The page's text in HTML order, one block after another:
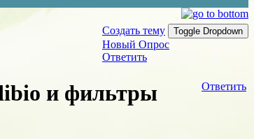
Создать тему
Toggle Dropdown
Новый Опрос
Ответить
Ответить
и фильтры